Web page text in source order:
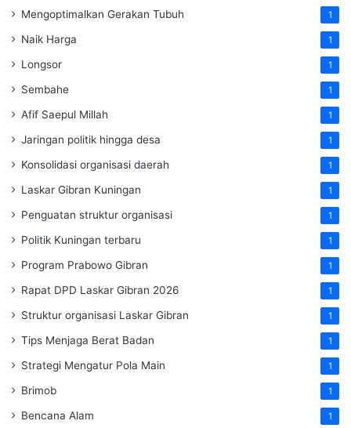
Mengoptimalkan Gerakan Tubuh 1
Naik Harga 1
Longsor 1
Sembahe 1
Afif Saepul Millah 1
Jaringan politik hingga desa 1
Konsolidasi organisasi daerah 1
Laskar Gibran Kuningan 1
Penguatan struktur organisasi 1
Politik Kuningan terbaru 1
Program Prabowo Gibran 1
Rapat DPD Laskar Gibran 2026 1
Struktur organisasi Laskar Gibran 1
Tips Menjaga Berat Badan 1
Strategi Mengatur Pola Main 1
Brimob 1
Bencana Alam 1